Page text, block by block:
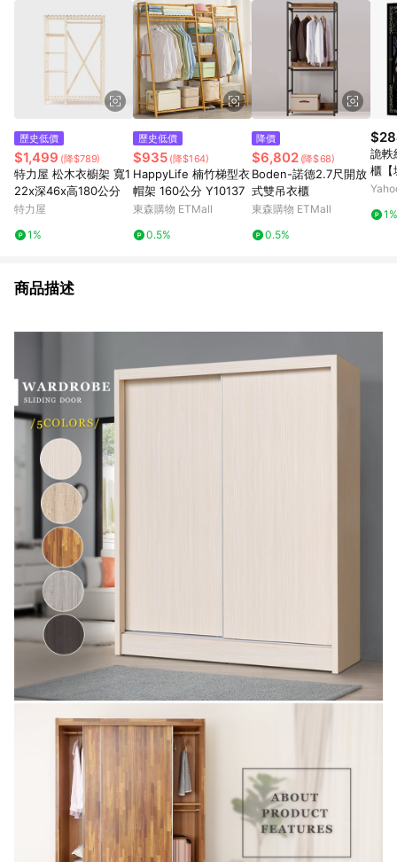
歷史低價
$1,499 (降$789)
特力屋 松木衣櫥架 寬1
22x深46x高180公分
特力屋
1%
歷史低價
$935 (降$164)
HappyLife 楠竹梯型衣
帽架 160公分 Y10137
東森購物 ETMall
0.5%
降價
$6,802 (降$68)
Boden-諾德2.7尺開放
式雙吊衣櫃
東森購物 ETMall
0.5%
詭軼
櫃【
1%
商品描述